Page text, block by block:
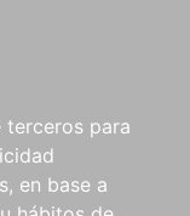
para
en base a